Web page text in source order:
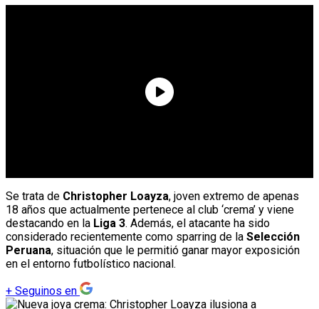
Se trata de Christopher Loayza, joven extremo de apenas
18 años que actualmente pertenece al club ‘crema’ y viene
destacando en la Liga 3. Además, el atacante ha sido
considerado recientemente como sparring de la Selección
Peruana, situación que le permitió ganar mayor exposición
en el entorno futbolístico nacional.
+ Seguinos en